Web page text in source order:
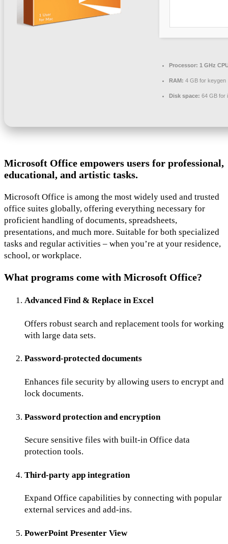
Processor: 1 GHz
RAM: 4 GB for keygen
Disk space: 64 GB for
Microsoft Office empowers users for professional,
educational, and artistic tasks.
Microsoft Office is among the most widely used and trusted
office suites globally, offering everything necessary for
proficient handling of documents, spreadsheets,
presentations, and much more. Suitable for both specialized
tasks and regular activities – when you’re at your residence,
school, or workplace.
What programs come with Microsoft Office?
Advanced Find & Replace in Excel
Offers robust search and replacement tools for working
with large data sets.
Password-protected documents
Enhances file security by allowing users to encrypt and
lock documents.
Password protection and encryption
Secure sensitive files with built-in Office data
protection tools.
Third-party app integration
Expand Office capabilities by connecting with popular
external services and add-ins.
PowerPoint Presenter View